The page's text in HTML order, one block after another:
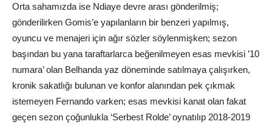
Orta sahamızda ise Ndiaye devre arası gönderilmiş;
gönderilirken Gomis’e yapılanların bir benzeri yapılmış,
oyuncu ve menajeri için ağır sözler söylenmişken; sezon
başından bu yana taraftarlarca beğenilmeyen esas mevkisi ’10
numara’ olan Belhanda yaz döneminde satılmaya çalışırken,
kronik sakatlığı bulunan ve konfor alanından pek çıkmak
istemeyen Fernando varken; esas mevkisi kanat olan fakat
geçen sezon çoğunlukla ‘Serbest Rolde’ oynatılıp 2018-2019